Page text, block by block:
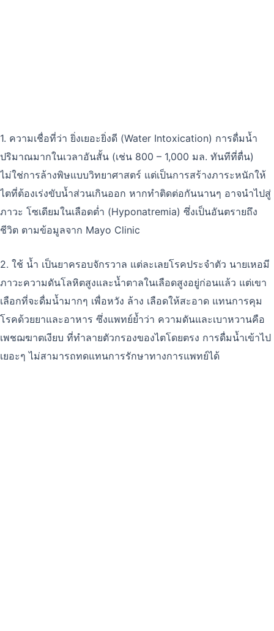
1. ความเชื่อที่ว่า ยิ่งเยอะยิ่งดี (Water Intoxication) การดื่มน้ำ
ปริมาณมากในเวลาอันสั้น (เช่น 800 – 1,000 มล. ทันทีที่ตื่น)
ไม่ใช่การล้างพิษแบบวิทยาศาสตร์ แต่เป็นการสร้างภาระหนักให้
ไตที่ต้องเร่งขับน้ำส่วนเกินออก หากทำติดต่อกันนานๆ อาจนำไปสู่
ภาวะ โซเดียมในเลือดต่ำ (Hyponatremia) ซึ่งเป็นอันตรายถึง
ชีวิต ตามข้อมูลจาก Mayo Clinic
2. ใช้ น้ำ เป็นยาครอบจักรวาล แต่ละเลยโรคประจำตัว นายเหอมี
ภาวะความดันโลหิตสูงและน้ำตาลในเลือดสูงอยู่ก่อนแล้ว แต่เขา
เลือกที่จะดื่มน้ำมากๆ เพื่อหวัง ล้าง เลือดให้สะอาด แทนการคุม
โรคด้วยยาและอาหาร ซึ่งแพทย์ย้ำว่า ความดันและเบาหวานคือ
เพชฌฆาตเงียบ ที่ทำลายตัวกรองของไตโดยตรง การดื่มน้ำเข้าไป
เยอะๆ ไม่สามารถทดแทนการรักษาทางการแพทย์ได้